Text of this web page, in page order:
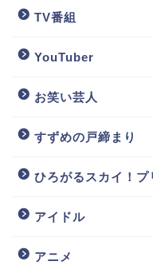
TV番組
YouTuber
お笑い芸人
すずめの戸締まり
ひろがるスカイ！プ
アイドル
アニメ